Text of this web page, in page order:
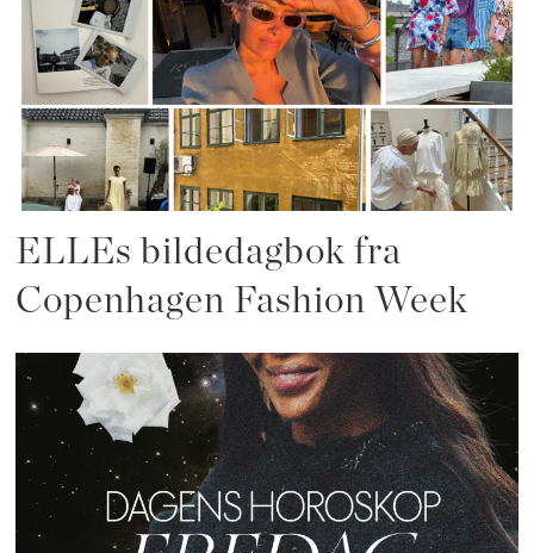
ELLEs bildedagbok fra
Copenhagen Fashion Week